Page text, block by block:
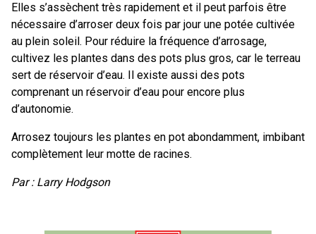
Elles s’assèchent très rapidement et il peut parfois être
nécessaire d’arroser deux fois par jour une potée cultivée
au plein soleil. Pour réduire la fréquence d’arrosage,
cultivez les plantes dans des pots plus gros, car le terreau
sert de réservoir d’eau. Il existe aussi des pots
comprenant un réservoir d’eau pour encore plus
d’autonomie.
Arrosez toujours les plantes en pot abondamment, imbibant
complètement leur motte de racines.
Par : Larry Hodgson